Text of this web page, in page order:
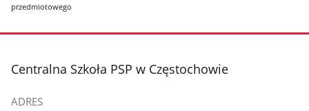
przedmiotowego
stopka
Centralna Szkoła PSP w Częstochowie
ADRES